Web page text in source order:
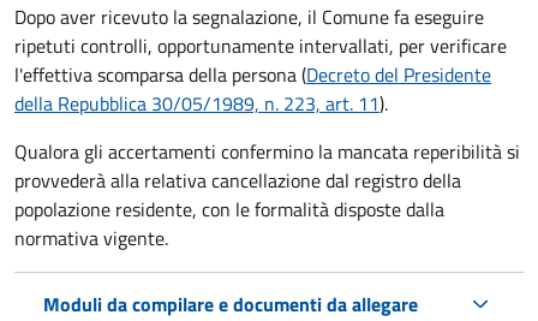
Dopo aver ricevuto la segnalazione, il Comune fa eseguire
ripetuti controlli, opportunamente intervallati, per verificare
l'effettiva scomparsa della persona (Decreto del Presidente
della Repubblica 30/05/1989, n. 223, art. 11).
Qualora gli accertamenti confermino la mancata reperibilità si
provvederà alla relativa cancellazione dal registro della
popolazione residente, con le formalità disposte dalla
normativa vigente.
Moduli da compilare e documenti da allegare